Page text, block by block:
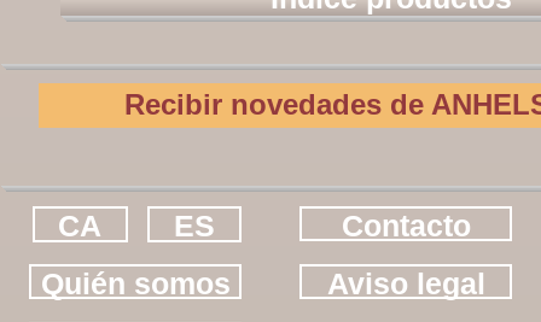
Recibir novedades de
CA ES
Contacto
Quién somos
Aviso legal